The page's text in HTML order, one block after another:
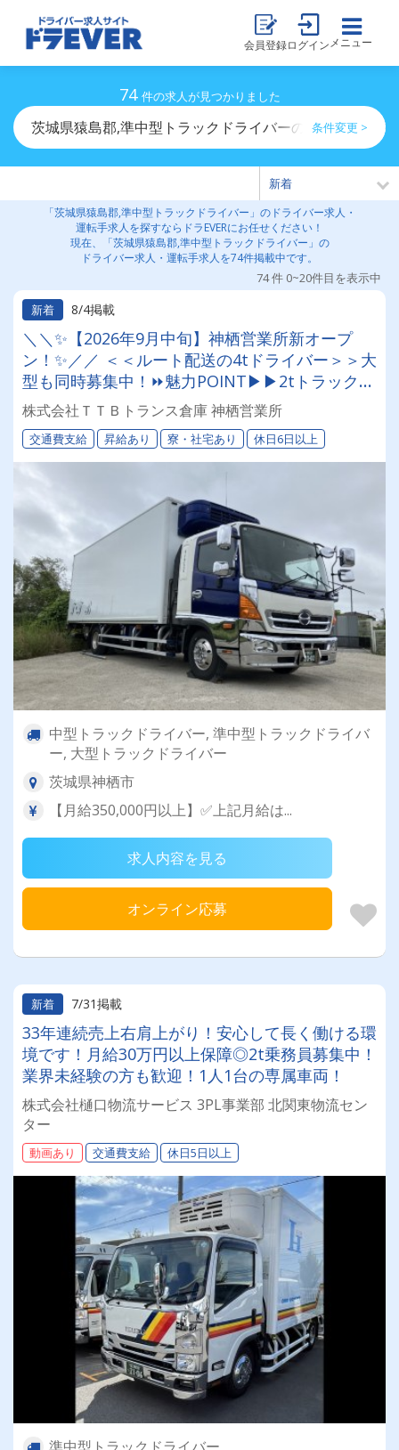
会員登録ログイン メニュー
74 件の求人が見つかりました
茨城県猿島郡,準中型トラックドライバーのドライバー求
条件変更 >
「茨城県猿島郡,準中型トラックドライバー」のドライバー求人・
運転手求人を探すならドラEVERにお任せください！
現在、「茨城県猿島郡,準中型トラックドライバー」の
ドライバー求人・運転手求人を74件掲載中です。
74 件 0~20件目を表示中
新着
8/4掲載
＼＼✨【2026年9月中旬】神栖営業所新オープ
ン！✨／／ ＜＜ルート配送の4tドライバー＞＞大
型も同時募集中！⏩魅力POINT▶▶2tトラックや
大型トラックなど様々な配送案件あり！ ⏩【選
べる働き方】理想の働き方が実現できる！ ⏩物
流業界初めての方も大歓迎です！
株式会社ＴＴＢトランス倉庫 神栖営業所
交通費支給 昇給あり 寮・社宅あり 休日6日以上
中型トラックドライバー, 準中型トラックドライバ
ー, 大型トラックドライバー
茨城県神栖市
【月給350,000円以上】✅上記月給は...
求人内容を見る
オンライン応募
新着 7/31掲載
33年連続売上右肩上がり！安心して長く働ける環
境です！月給30万円以上保障◎2t乗務員募集中！
業界未経験の方も歓迎！1人1台の専属車両！
株式会社樋口物流サービス 3PL事業部 北関東物流セン
ター
動画あり 交通費支給 休日5日以上